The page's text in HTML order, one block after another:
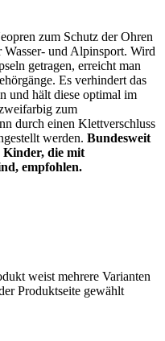
zum Schutz der Ohren
und Alpinsport. Wird
getragen, erreicht man
Es verhindert das
und hält diese optimal im
zum
durch einen Klettverschluss
werden. Bundesweit
die mit
empfohlen.
weist mehrere Varianten
Produktseite gewählt